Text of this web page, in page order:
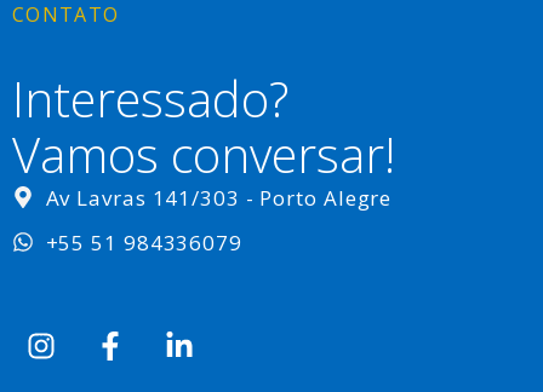
CONTATO
Interessado?
Vamos conversar!
Av Lavras 141/303 - Porto Alegre
+55 51 984336079